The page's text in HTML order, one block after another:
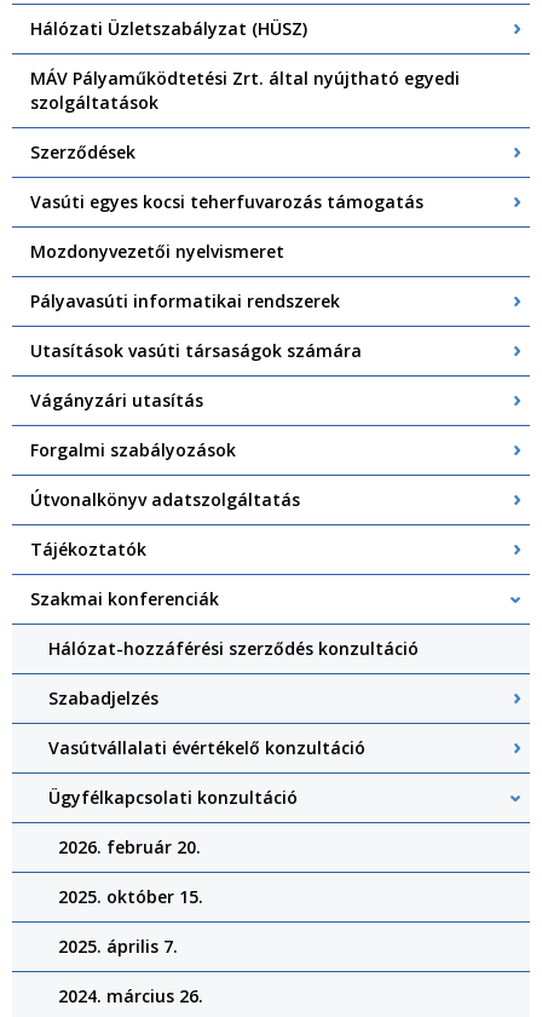
Hálózati Üzletszabályzat (HÜSZ)
MÁV Pályaműködtetési Zrt. által nyújtható egyedi
szolgáltatások
Szerződések
Vasúti egyes kocsi teherfuvarozás támogatás
Mozdonyvezetői nyelvismeret
Pályavasúti informatikai rendszerek
Utasítások vasúti társaságok számára
Vágányzári utasítás
Forgalmi szabályozások
Útvonalkönyv adatszolgáltatás
Tájékoztatók
Szakmai konferenciák
Hálózat-hozzáférési szerződés konzultáció
Szabadjelzés
Vasútvállalati évértékelő konzultáció
Ügyfélkapcsolati konzultáció
2026. február 20.
2025. október 15.
2025. április 7.
2024. március 26.